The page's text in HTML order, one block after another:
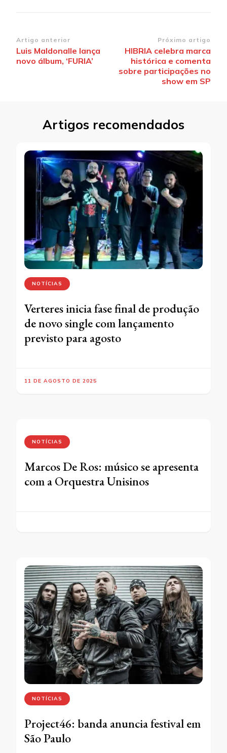
Navegação
de
Artigo anterior
Luis Maldonalle lança
novo álbum, ‘FURIA’
Próximo artigo
HIBRIA celebra marca
histórica e comenta
sobre participações no
show em SP
Artigos recomendados
NOTÍCIAS
Verteres inicia fase final de produção
de novo single com lançamento
previsto para agosto
11 DE AGOSTO DE 2025
NOTÍCIAS
Marcos De Ros: músico se apresenta
com a Orquestra Unisinos
NOTÍCIAS
Project46: banda anuncia festival em
São Paulo